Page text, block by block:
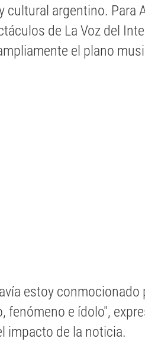
cultural argentino. Para
de La Voz del
el plano
estoy conmocionado
fenómeno e ídolo",
impacto de la noticia.